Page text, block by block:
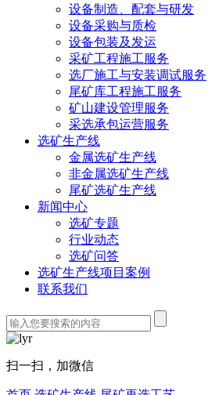
设备制造、配套与研发
设备采购与质检
设备包装及发运
采矿工程施工服务
选厂施工与安装调试服务
尾矿库工程施工服务
矿山建设管理服务
采选承包运营服务
选矿生产线
金属选矿生产线
非金属选矿生产线
尾矿选矿生产线
新闻中心
选矿专题
行业动态
选矿问答
选矿生产线项目案例
联系我们
扫一扫，加微信